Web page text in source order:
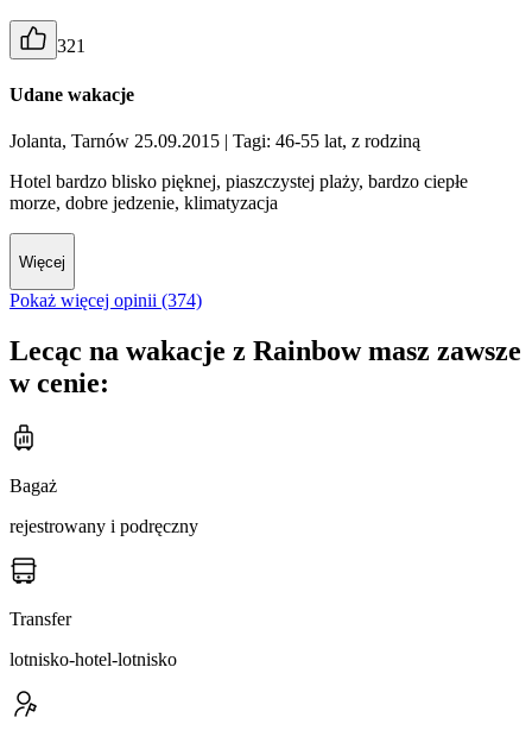
321
Udane wakacje
Jolanta, Tarnów 25.09.2015 | Tagi: 46-55 lat, z rodziną
Hotel bardzo blisko pięknej, piaszczystej plaży, bardzo ciepłe
morze, dobre jedzenie, klimatyzacja
Więcej
Pokaż więcej opinii (374)
Lecąc na wakacje z Rainbow masz zawsze
w cenie:
Bagaż
rejestrowany i podręczny
Transfer
lotnisko-hotel-lotnisko